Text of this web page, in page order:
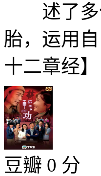
述了多
胎，运用
十二章经
豆瓣 0 分